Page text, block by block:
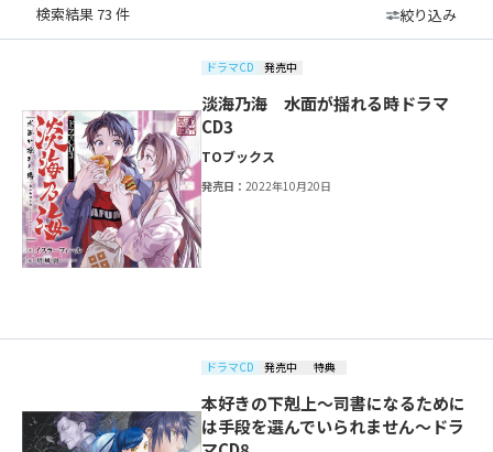
検索結果 73 件 絞り込み
ドラマCD 発売中
淡海乃海 水面が揺れる時ドラマ
CD3
TOブックス
発売日：2022年10月20日
ドラマCD 発売中 特典
本好きの下剋上～司書になるために
は手段を選んでいられません～ドラ